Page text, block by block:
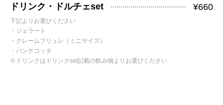
ドリンク・ドルチェset ¥660
下記よりお選びください
・ジェラート
・クレームブリュレ（ミニサイズ）
・パンナコッタ
※ドリンクはドリンクset記載の飲み物よりお選びください